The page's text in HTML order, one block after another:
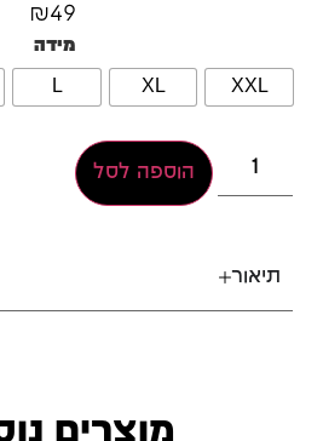
₪49
מידה
XXL
XL
L
הוספה לסל
תיאור
מוצרים